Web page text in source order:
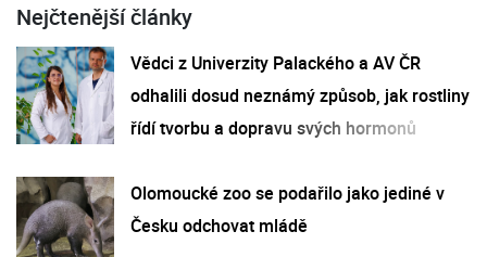
Nejčtenější články
Vědci z Univerzity Palackého a AV ČR
odhalili dosud neznámý způsob, jak rostliny
řídí tvorbu a dopravu svých hormonů
Olomoucké zoo se podařilo jako jediné v
Česku odchovat mládě